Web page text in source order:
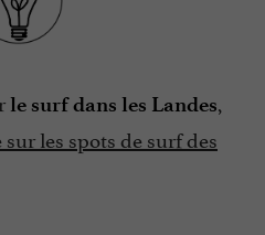
le surf dans les Landes,
les spots de surf des